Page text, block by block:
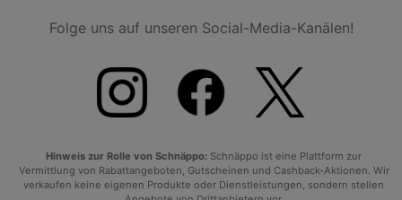
Folge uns auf unseren Social-Media-Kanälen!
Hinweis zur Rolle von Schnäppo: Schnäppo ist eine Plattform zur
Vermittlung von Rabattangeboten, Gutscheinen und Cashback-Aktionen. Wir
verkaufen keine eigenen Produkte oder Dienstleistungen, sondern stellen